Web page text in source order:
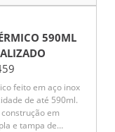
590ML
feito em aço inox
de até 590ml.
em
e tampa de